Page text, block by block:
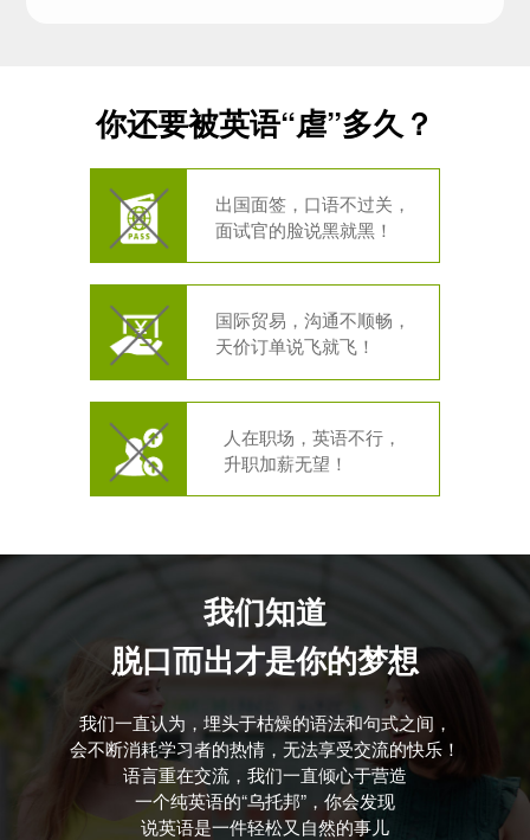
你还要被英语“虐”多久？
出国面签，口语不过关，
面试官的脸说黑就黑！
国际贸易，沟通不顺畅，
天价订单说飞就飞！
人在职场，英语不行，
升职加薪无望！
我们知道
脱口而出才是你的梦想
我们一直认为，埋头于枯燥的语法和句式之间，
会不断消耗学习者的热情，无法享受交流的快乐！
语言重在交流，我们一直倾心于营造
一个纯英语的“乌托邦”，你会发现
说英语是一件轻松又自然的事儿